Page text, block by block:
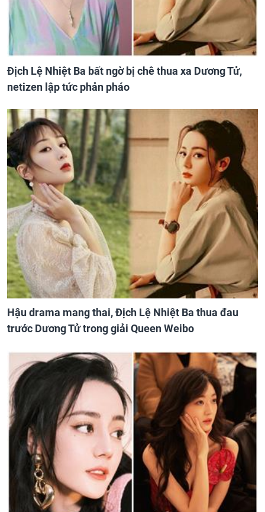
Địch Lệ Nhiệt Ba bất ngờ bị chê thua xa Dương Tử,
netizen lập tức phản pháo
Hậu drama mang thai, Địch Lệ Nhiệt Ba thua đau
trước Dương Tử trong giải Queen Weibo